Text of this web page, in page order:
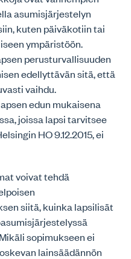
asumisjärjestelyn
kuten päiväkotiin tai
ympäristöön.
perusturvallisuuden
edellyttävän sitä, että
vaihdu.
edun mukaisena
joissa lapsi tarvitsee
HO 9.12.2015, ei
voivat tehdä
siitä, kuinka lapsilisät
sopimukseen ei
lainsäädännön